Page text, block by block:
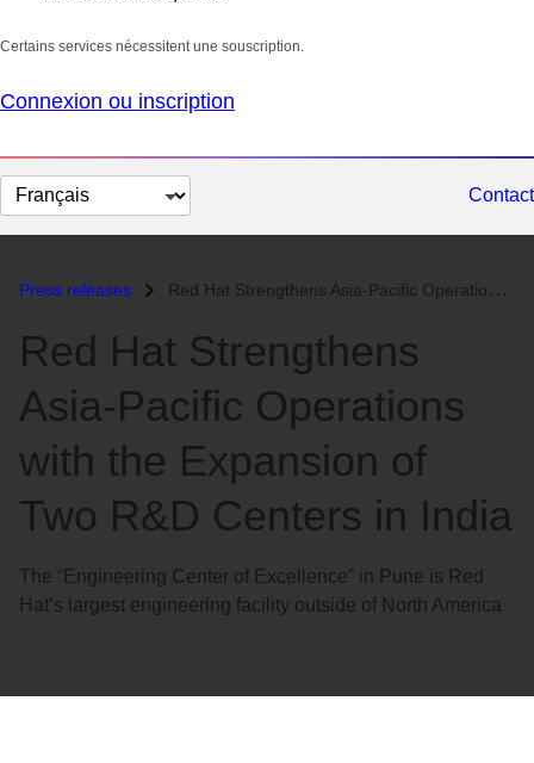
Certains services nécessitent une souscription.
Connexion ou inscription
Changer
la
Contact
Press releases Red Hat Strengthens Asia-Pacific Operations with the Expansion of Two...
Red Hat Strengthens
Asia-Pacific Operations
with the Expansion of
Two R&D Centers in India
The “Engineering Center of Excellence” in Pune is Red
Hat’s largest engineering facility outside of North America